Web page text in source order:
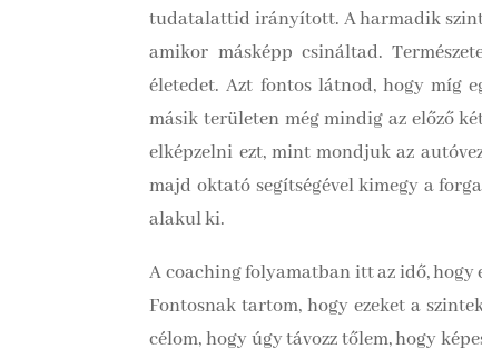
tudatalattid irányított. A harmadik
amikor másképp csináltad.
életedet. Azt fontos látnod, hogy míg
másik területen még mindig az előző
elképzelni ezt, mint mondjuk az
majd oktató segítségével kimegy a
alakul ki.
A coaching folyamatban itt az idő, hogy
Fontosnak tartom, hogy ezeket a
célom, hogy úgy távozz tőlem, hogy